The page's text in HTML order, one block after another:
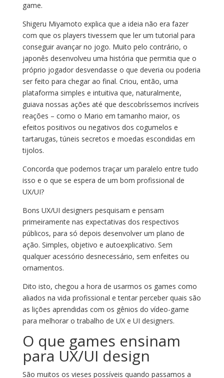
game.
Shigeru Miyamoto explica que a ideia não era fazer
com que os players tivessem que ler um tutorial para
conseguir avançar no jogo. Muito pelo contrário, o
japonês desenvolveu uma história que permitia que o
próprio jogador desvendasse o que deveria ou poderia
ser feito para chegar ao final. Criou, então, uma
plataforma simples e intuitiva que, naturalmente,
guiava nossas ações até que descobríssemos incríveis
reações – como o Mario em tamanho maior, os
efeitos positivos ou negativos dos cogumelos e
tartarugas, túneis secretos e moedas escondidas em
tijolos.
Concorda que podemos traçar um paralelo entre tudo
isso e o que se espera de um bom profissional de
UX/UI?
Bons UX/UI designers pesquisam e pensam
primeiramente nas expectativas dos respectivos
públicos, para só depois desenvolver um plano de
ação. Simples, objetivo e autoexplicativo. Sem
qualquer acessório desnecessário, sem enfeites ou
ornamentos.
Dito isto, chegou a hora de usarmos os games como
aliados na vida profissional e tentar perceber quais são
as lições aprendidas com os gênios do vídeo-game
para melhorar o trabalho de UX e UI designers.
O que games ensinam
para UX/UI design
São muitos os vieses possíveis quando passamos a